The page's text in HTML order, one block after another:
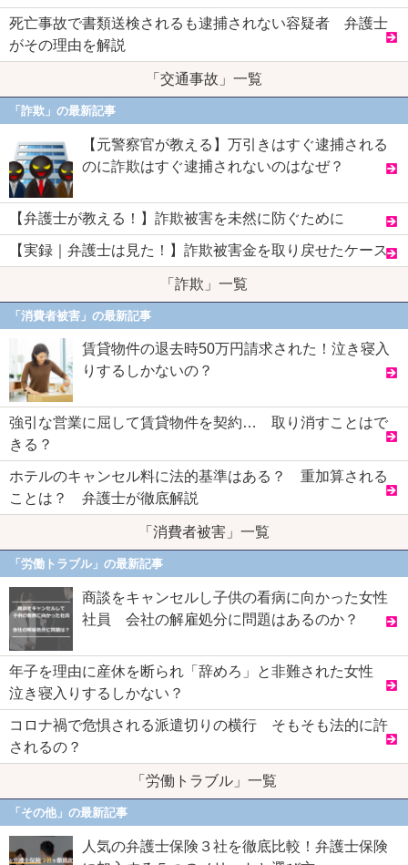
死亡事故で書類送検されるも逮捕されない容疑者 弁護士
がその理由を解説
「交通事故」一覧
「詐欺」の最新記事
【元警察官が教える】万引きはすぐ逮捕される
のに詐欺はすぐ逮捕されないのはなぜ？
【弁護士が教える！】詐欺被害を未然に防ぐために
【実録｜弁護士は見た！】詐欺被害金を取り戻せたケース
「詐欺」一覧
「消費者被害」の最新記事
賃貸物件の退去時50万円請求された！泣き寝入
りするしかないの？
強引な営業に屈して賃貸物件を契約… 取り消すことはで
きる？
ホテルのキャンセル料に法的基準はある？ 重加算される
ことは？ 弁護士が徹底解説
「消費者被害」一覧
「労働トラブル」の最新記事
商談をキャンセルし子供の看病に向かった女性
社員 会社の解雇処分に問題はあるのか？
年子を理由に産休を断られ「辞めろ」と非難された女性
泣き寝入りするしかない？
コロナ禍で危惧される派遣切りの横行 そもそも法的に許
されるの？
「労働トラブル」一覧
「その他」の最新記事
人気の弁護士保険３社を徹底比較！弁護士保険